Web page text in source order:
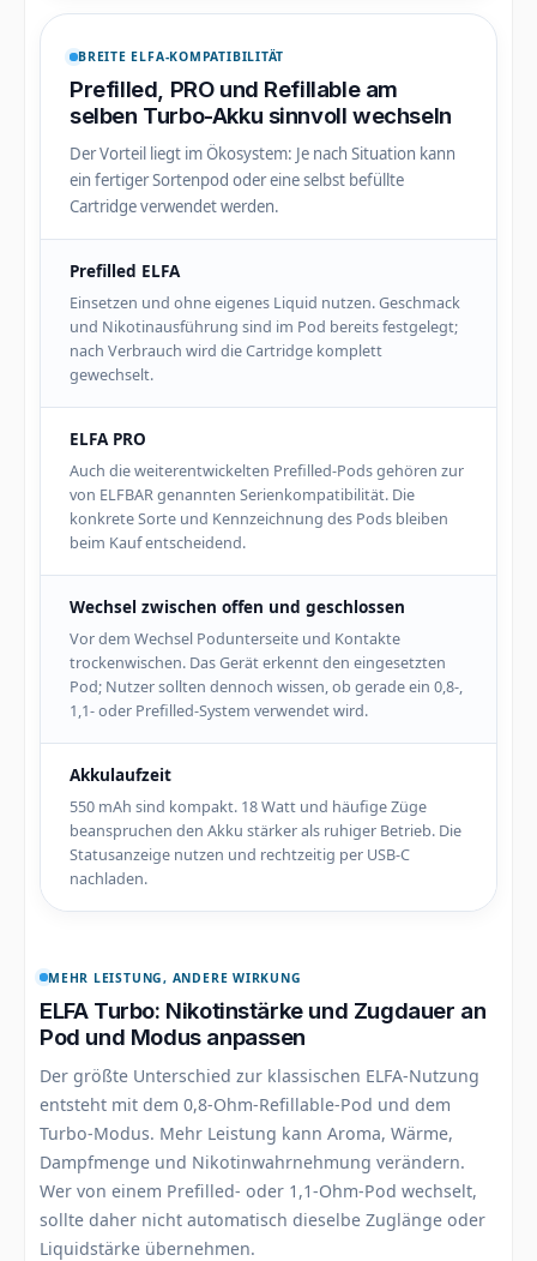
BREITE ELFA-KOMPATIBILITÄT
Prefilled, PRO und Refillable am
selben Turbo-Akku sinnvoll wechseln
Der Vorteil liegt im Ökosystem: Je nach Situation kann
ein fertiger Sortenpod oder eine selbst befüllte
Cartridge verwendet werden.
Prefilled ELFA
Einsetzen und ohne eigenes Liquid nutzen. Geschmack
und Nikotinausführung sind im Pod bereits festgelegt;
nach Verbrauch wird die Cartridge komplett
gewechselt.
ELFA PRO
Auch die weiterentwickelten Prefilled-Pods gehören zur
von ELFBAR genannten Serienkompatibilität. Die
konkrete Sorte und Kennzeichnung des Pods bleiben
beim Kauf entscheidend.
Wechsel zwischen offen und geschlossen
Vor dem Wechsel Podunterseite und Kontakte
trockenwischen. Das Gerät erkennt den eingesetzten
Pod; Nutzer sollten dennoch wissen, ob gerade ein 0,8-,
1,1- oder Prefilled-System verwendet wird.
Akkulaufzeit
550 mAh sind kompakt. 18 Watt und häufige Züge
beanspruchen den Akku stärker als ruhiger Betrieb. Die
Statusanzeige nutzen und rechtzeitig per USB-C
nachladen.
MEHR LEISTUNG, ANDERE WIRKUNG
ELFA Turbo: Nikotinstärke und Zugdauer an
Pod und Modus anpassen
Der größte Unterschied zur klassischen ELFA-Nutzung
entsteht mit dem 0,8-Ohm-Refillable-Pod und dem
Turbo-Modus. Mehr Leistung kann Aroma, Wärme,
Dampfmenge und Nikotinwahrnehmung verändern.
Wer von einem Prefilled- oder 1,1-Ohm-Pod wechselt,
sollte daher nicht automatisch dieselbe Zuglänge oder
Liquidstärke übernehmen.